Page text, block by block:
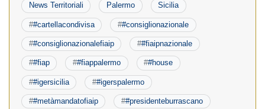
News Territoriali Palermo Sicilia
##cartellacondivisa ##consiglionazionale
##consiglionazionalefiaip ##fiaipnazionale
##fiap ##fiappalermo ##house
##igersicilia ##igerspalermo
##metàmandatofiaip ##presidenteburrascano